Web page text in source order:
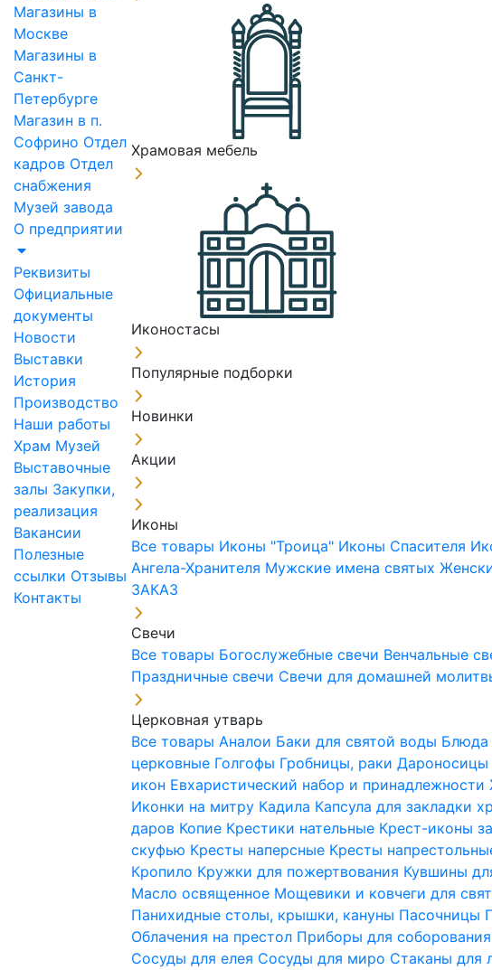
Магазины в
Москве
Магазины в
Санкт-
Петербурге
Магазин в п.
Софрино Отдел
кадров Отдел
снабжения
Музей завода
О предприятии
Реквизиты
Официальные
документы
Новости
Выставки
История
Производство
Наши работы
Храм Музей
Выставочные
залы Закупки,
реализация
Вакансии
Полезные
ссылки Отзывы
Контакты
Храмовая мебель
Иконостасы
Популярные подборки
Новинки
Акции
Иконы
Все товары Иконы "Троица" Иконы Спасителя
Ангела-Хранителя Мужские имена святых
ЗАКАЗ
Свечи
Все товары Богослужебные свечи Венчальные
Праздничные свечи Свечи для домашней
Церковная утварь
Все товарыАналои Баки для святой воды Блюда
церковные Голгофы Гробницы, раки
икон Евхаристический набор и принадлежности
Иконки на митру Кадила Капсула для закладки
даров Копие Крестики нательные Крест-иконы
скуфью Кресты наперсные Кресты
Кропило Кружки для пожертвования Кувшины
Масло освященное Мощевики и ковчеги для
Панихидные столы, крышки, кануны Пасочницы
Облачения на престол Приборы для соборования
Сосуды для елея Сосуды для миро Стаканы для